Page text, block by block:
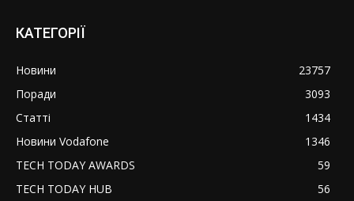
КАТЕГОРІЇ
Новини
23757
Поради
3093
Статті
1434
Новини Vodafone
1346
TECH TODAY AWARDS
59
TECH TODAY HUB
56